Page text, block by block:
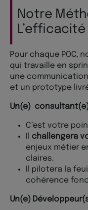
Notre
L’efficacité
Pour chaque POC,
qui travaille en
une
et un prototype
Un(e)
C’est votre
challengera
enjeux métier
claires.
Il pilotera la
cohérence
Un(e)